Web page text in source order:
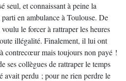
seul, et connaissant à peine la
en ambulance à Toulouse. De
le forcer à rattraper les heures
illégalité. Finalement, il lui ont
contrecœur mais toujours non payé !
ses collègues de rattraper le temps
avait perdu ; pour ne rien perdre le